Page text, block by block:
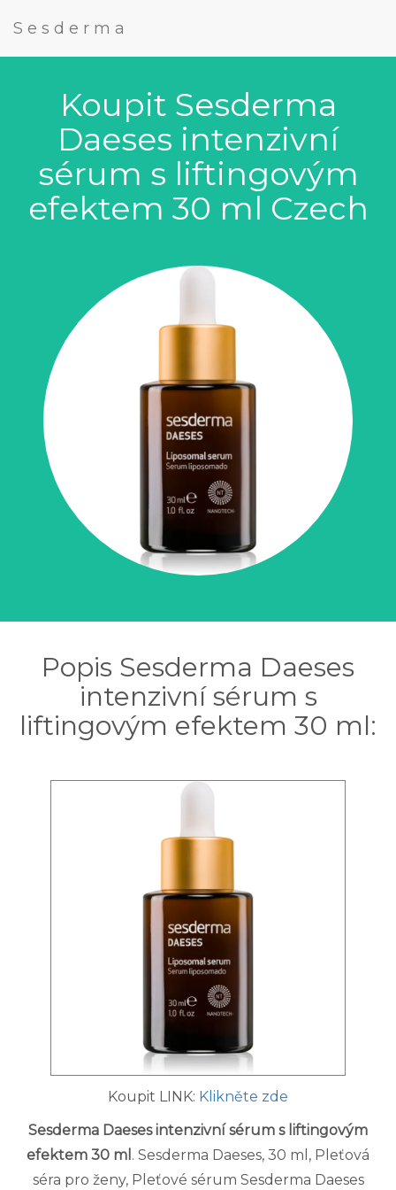
Sesderma
Koupit Sesderma
Daeses intenzivní
sérum s liftingovým
efektem 30 ml Czech
Popis Sesderma Daeses
intenzivní sérum s
liftingovým efektem 30 ml:
Koupit LINK: Klikněte zde
Sesderma Daeses intenzivní sérum s liftingovým
efektem 30 ml . Sesderma Daeses, 30 ml, Pleťová
séra pro ženy, Pleťové sérum Sesderma Daeses